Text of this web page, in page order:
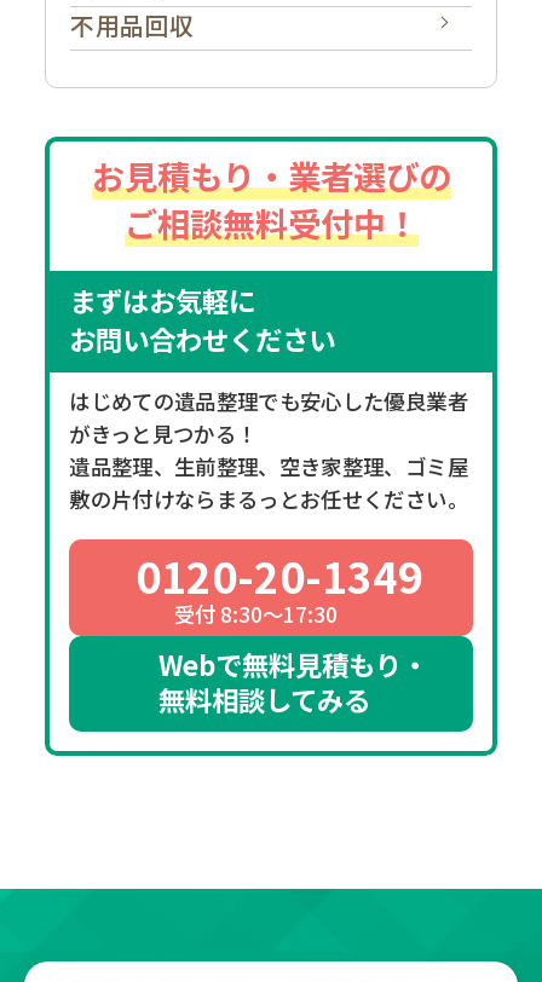
不用品回収
お見積もり・業者選びの
ご相談無料受付中！
まずはお気軽に
お問い合わせください
はじめての遺品整理でも安心した優良業者
がきっと見つかる！
遺品整理、生前整理、空き家整理、ゴミ屋
敷の片付けならまるっとお任せください。
0120-20-1349
受付 8:30～17:30
Webで無料見積もり・
無料相談してみる